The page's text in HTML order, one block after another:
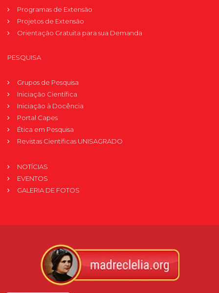
Programas de Extensão
Projetos de Extensão
Orientação Gratuita para sua Demanda
PESQUISA
Grupos de Pesquisa
Iniciação Científica
Iniciação à Docência
Portal Capes
Ética em Pesquisa
Revistas Científicas UNISAGRADO
NOTÍCIAS
EVENTOS
GALERIA DE FOTOS